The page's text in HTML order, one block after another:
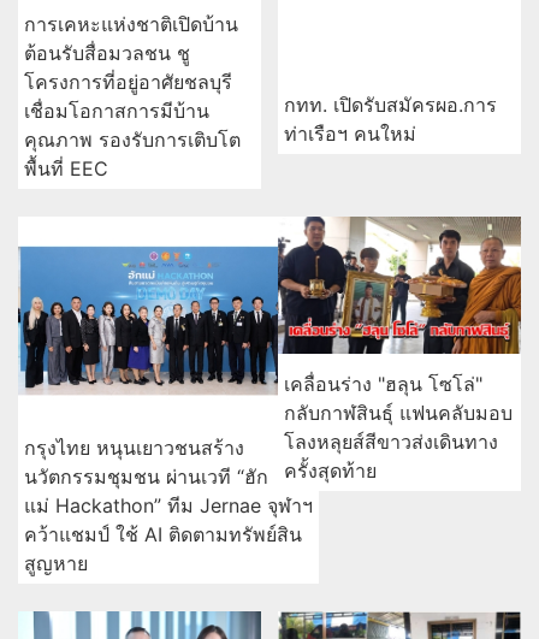
การเคหะแห่งชาติเปิดบ้าน
ต้อนรับสื่อมวลชน ชู
โครงการที่อยู่อาศัยชลบุรี
เชื่อมโอกาสการมีบ้าน
คุณภาพ รองรับการเติบโต
พื้นที่ EEC
กทท. เปิดรับสมัครผอ.การ
ท่าเรือฯ คนใหม่
กรุงไทย หนุนเยาวชนสร้าง
นวัตกรรมชุมชน ผ่านเวที “ฮัก
แม่ Hackathon” ทีม Jernae จุฬาฯ
คว้าแชมป์ ใช้ AI ติดตามทรัพย์สิน
สูญหาย
เคลื่อนร่าง "ฮลุน โซโล่"
กลับกาฬสินธุ์ แฟนคลับมอบ
โลงหลุยส์สีขาวส่งเดินทาง
ครั้งสุดท้าย